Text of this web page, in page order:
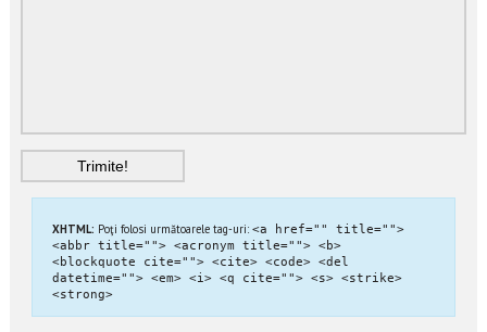
XHTML: Poţi folosi următoarele tag-uri: <a href="" title="">
<abbr title=""> <acronym title=""> <b>
<blockquote cite=""> <cite> <code> <del
datetime=""> <em> <i> <q cite=""> <s> <strike>
<strong>